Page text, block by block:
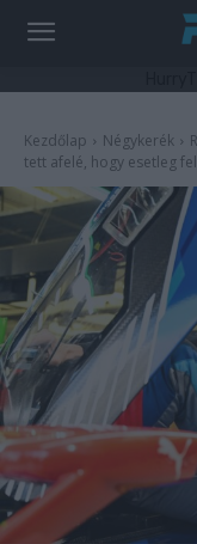
Kezdőlap Négykerék
tett afelé, hogy esetleg